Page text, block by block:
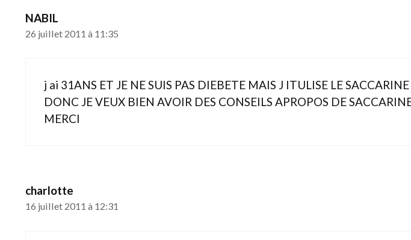
NABIL
26 juillet 2011 à 11:35
j ai 31ANS ET JE NE SUIS PAS DIEBETE MAIS J ITULISE LE
DONC JE VEUX BIEN AVOIR DES CONSEILS APROPOS DE
MERCI
charlotte
16 juillet 2011 à 12:31